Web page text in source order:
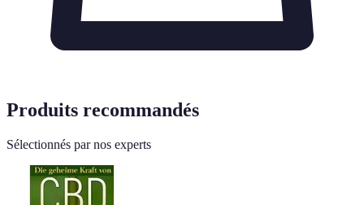
Produits recommandés
Sélectionnés par nos experts